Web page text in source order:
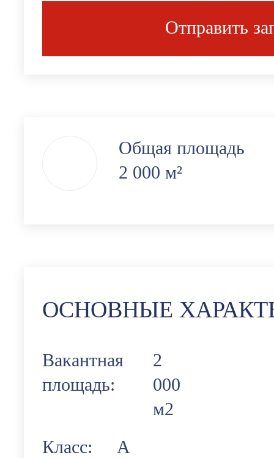
Отправить
Общая площадь
2 000 м²
ОСНОВНЫЕ
Вакантная
площадь:
2
000
м2
Класс:
А